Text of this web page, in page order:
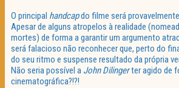
O principal handcapdo filme será
Apesar de alguns atropelos à realidade
mortes) de forma a garantir um argumento
será falacioso não reconhecer que, perto do
do seu ritmo e suspense resultado da própria
Não seria possível a John Dilingerter agido de
cinematográfica?!?!